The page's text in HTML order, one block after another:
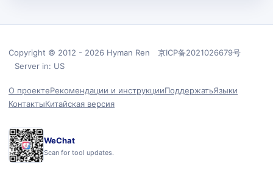
Copyright © 2012 - 2026 Hyman Ren 京ICP备2021026679号
Server in: US
О проектеРекомендации и инструкцииПоддержатьЯзыки
КонтактыКитайская версия
WeChat
Scan for tool updates.